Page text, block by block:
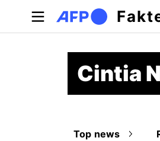
Cintia
Top news